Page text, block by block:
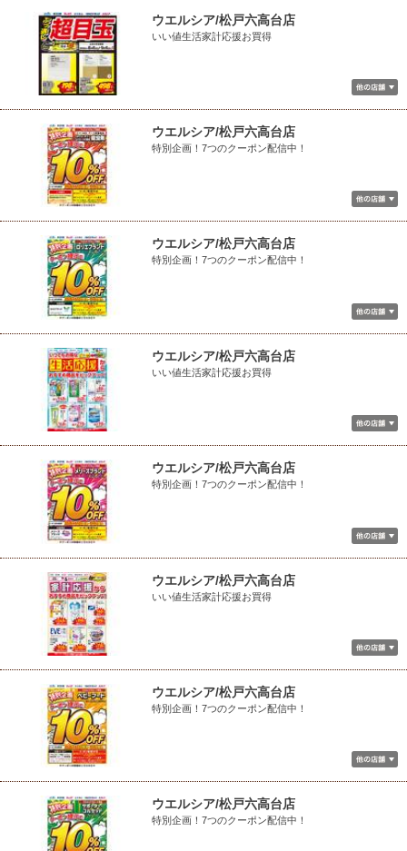
ウエルシア/松戸六高台店
いい値生活家計応援お買得
ウエルシア/松戸六高台店
特別企画！7つのクーポン配信中！
ウエルシア/松戸六高台店
特別企画！7つのクーポン配信中！
ウエルシア/松戸六高台店
いい値生活家計応援お買得
ウエルシア/松戸六高台店
特別企画！7つのクーポン配信中！
ウエルシア/松戸六高台店
いい値生活家計応援お買得
ウエルシア/松戸六高台店
特別企画！7つのクーポン配信中！
ウエルシア/松戸六高台店
特別企画！7つのクーポン配信中！